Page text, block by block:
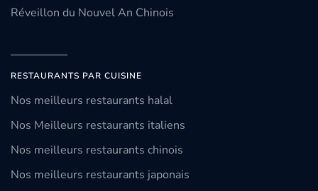
Réveillon du Nouvel An Chinois
RESTAURANTS PAR CUISINE
Nos meilleurs restaurants halal
Nos Meilleurs restaurants italiens
Nos meilleurs restaurants chinois
Nos meilleurs restaurants japonais